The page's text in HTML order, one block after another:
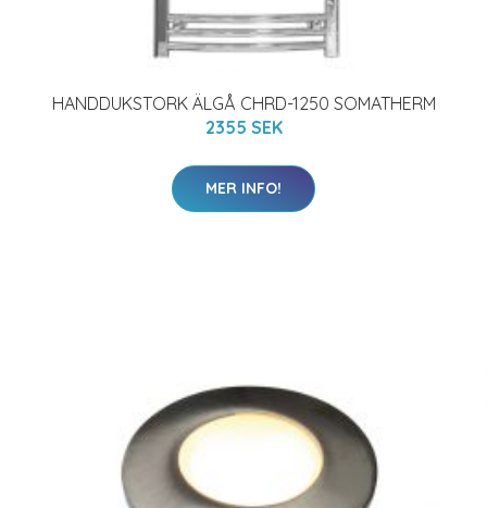
HANDDUKSTORK ÄLGÅ CHRD-1250 SOMATHERM
2355 SEK
MER INFO!